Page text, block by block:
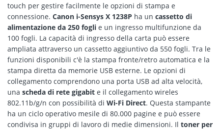
touch per gestire facilmente le opzioni di stampa e
connessione. Canon i-Sensys X 1238P ha un cassetto di
alimentazione da 250 fogli e un ingresso multifunzione da
100 fogli. La capacità di ingresso della carta può essere
ampliata attraverso un cassetto aggiuntivo da 550 fogli. Tra le
funzioni disponibili c'è la stampa fronte/retro automatica e la
stampa diretta da memorie USB esterne. Le opzioni di
collegamento comprendono una porta USB ad alta velocità,
una scheda di rete gigabit e il collegamento wireles
802.11b/g/n con possibilità di Wi-Fi Direct. Questa stampante
ha un ciclo operativo mesile di 80.000 pagine e può essere
condivisa in gruppi di lavoro di medie dimensioni. Il toner per